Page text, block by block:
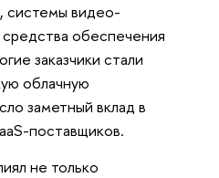
видео-
обеспечения
заказчики стали
облачную
заметный вклад в
поставщиков.
не только